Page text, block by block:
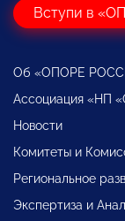
Вступи в
Об «ОПОРЕ
Ассоциация «НП
Новости
Комитеты и
Региональное
Экспертиза и